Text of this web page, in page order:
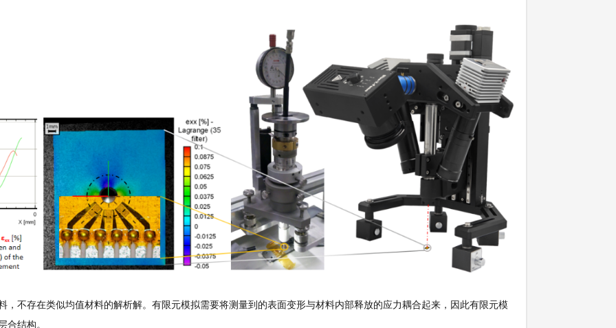
，不存在类似均值材料的解析解。有限元模拟需要将测量到的表面变形与材料内部释放的应力耦合起来，因此有限元模
合结构。